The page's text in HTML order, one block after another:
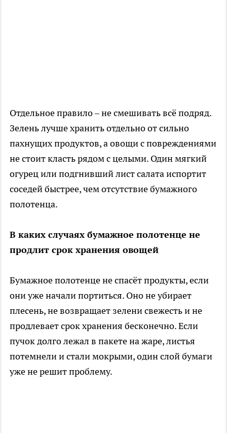
Отдельное правило – не смешивать всё подряд.
Зелень лучше хранить отдельно от сильно
пахнущих продуктов, а овощи с повреждениями
не стоит класть рядом с целыми. Один мягкий
огурец или подгнивший лист салата испортит
соседей быстрее, чем отсутствие бумажного
полотенца.
В каких случаях бумажное полотенце не
продлит срок хранения овощей
Бумажное полотенце не спасёт продукты, если
они уже начали портиться. Оно не убирает
плесень, не возвращает зелени свежесть и не
продлевает срок хранения бесконечно. Если
пучок долго лежал в пакете на жаре, листья
потемнели и стали мокрыми, один слой бумаги
уже не решит проблему.